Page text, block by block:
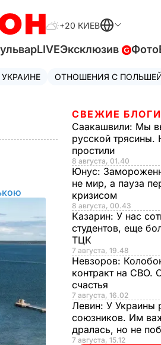
+20 КИЕВ
LIVEЭксклюзив Фото
ОТНОШЕНИЯ С
СВЕЖИЕ БЛОГИ
Саакашвили: Мы
русской трясины.
простили
8 августа, 01.40
Юнус:
не мир, а пауза
кризисом
8 августа, 00.43
Казарин: У нас
студентов, еще
ТЦК
7 августа, 19.48
Невзоров:
контракт на СВО.
счастья
7 августа, 16.02
Левин: У Украины
союзников. Им
дралась, но не
7 августа, 15.12